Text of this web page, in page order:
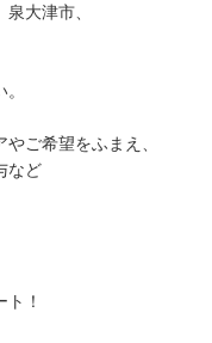
大津市、
ご希望をふまえ、
など
！